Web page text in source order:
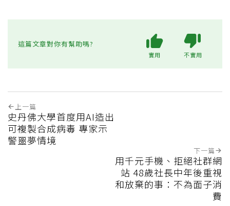
這篇文章對你有幫助嗎?
實用 不實用
上一篇
史丹佛大學首度用AI造出
可複製合成病毒 專家示
警噩夢情境
下一篇
用千元手機、拒絕社群網
站 48歲社長中年後重視
和放棄的事：不為面子消
費